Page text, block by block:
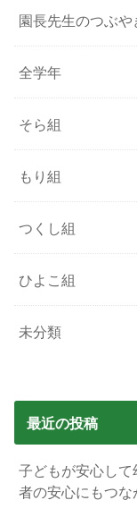
園長先生のつぶや
全学年
そら組
もり組
つくし組
ひよこ組
未分類
最近の投稿
子どもが安心し
者の安心にもつな